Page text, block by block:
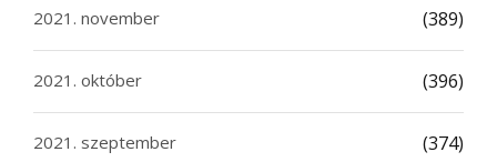
2021. november (389)
2021. október (396)
2021. szeptember (374)